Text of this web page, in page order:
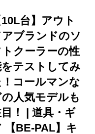
10L台】アウト
アブランドのソ
トクーラーの性
テストしてみ
コールマンな
の人気モデルも
！ | 道具・ギ
【BE-PAL】キ